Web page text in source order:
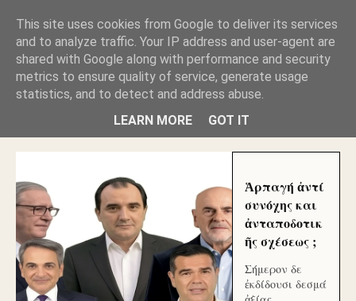
ΑΥΤΟΧΘΟΝΕΣ ΜΟΥ ΕΚΛΕΙΣΑΝ ΤΑ ΣΟΣΙΑΛ ΚΑΙ
ΦΙΜΩΣΑΝ ΤΟ SITE. ΟΙ ΧΙΛΙΑΔΕΣ ΜΙΚΡΟΕΠΕΝΔΥΤΕΣ
ΕΠΕΝΔΥΣΑΤΕ ΓΙΑ ΛΕΗΛΑΣΙΑ ΚΑΙ ΕΓΚΛΗΜΑ ?
ΓΛΥΦΑΔΑ WEB |ΟΙ ΜΕΓΑΛΟΙ ΚΛΕΠΤΑΙ ΑΠΟ ΤΟ
ΜΙΚΡΟΝ ΑΠΑΓΟΥΣΙ
Ἁρπαγή ἀντί
συνόχης και
ἀνταποδοτικ
ῆς σχέσεως ;
Σήμερον δε
ἐκδίδουσι δεσμά
This site uses cookies from Google to deliver its services
and to analyze traffic. Your IP address and user-agent are
shared with Google along with performance and security
metrics to ensure quality of service, generate usage
statistics, and to detect and address abuse.
LEARN MORE
GOT IT